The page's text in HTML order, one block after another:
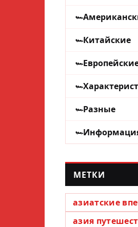
Китайские
Разные
МЕТКИ
азиатские
азия